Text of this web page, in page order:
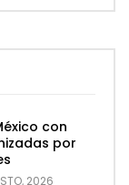
con
por
2026